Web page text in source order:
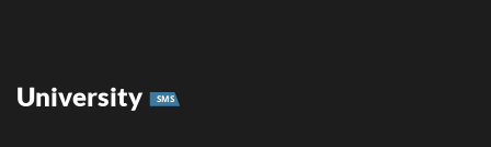
University SMS